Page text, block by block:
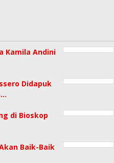
Kamila Andini
Didapuk
di Bioskop
Baik-Baik